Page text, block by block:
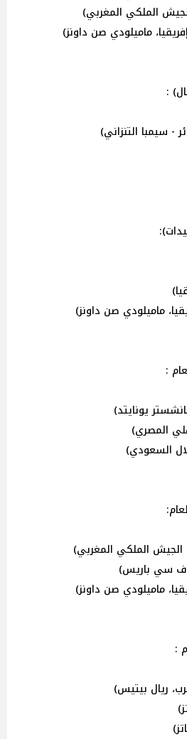
الملكي المغربي)
ماميلودي صن داونز)
:
- سيمبا التنزاني)
ماميلودي صن داونز)
:
يونايتد)
المصري)
السعودي)
الملكي المغربي)
أف سي باريس)
ماميلودي صن داونز)
:
ريال بيتيس)